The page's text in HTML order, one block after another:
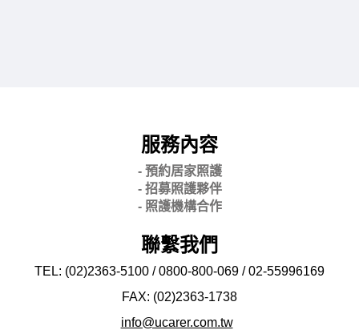
服務內容
- 預約居家照護
- 招募照護夥伴
- 照護機構合作
聯繫我們
TEL: (02)2363-5100 / 0800-800-069 / 02-55996169
FAX: (02)2363-1738
info@ucarer.com.tw